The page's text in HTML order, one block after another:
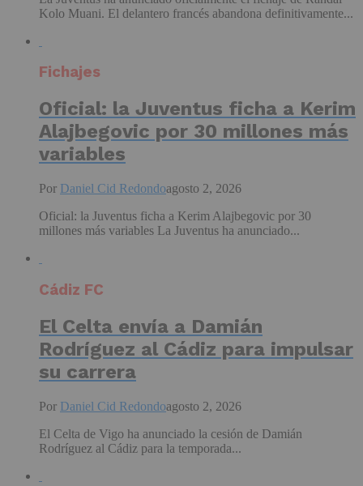
Kolo Muani. El delantero francés abandona definitivamente...
Fichajes
Oficial: la Juventus ficha a Kerim
Alajbegovic por 30 millones más
variables
Por Daniel Cid Redondoagosto 2, 2026
Oficial: la Juventus ficha a Kerim Alajbegovic por 30
millones más variables La Juventus ha anunciado...
Cádiz FC
El Celta envía a Damián
Rodríguez al Cádiz para impulsar
su carrera
Por Daniel Cid Redondoagosto 2, 2026
El Celta de Vigo ha anunciado la cesión de Damián
Rodríguez al Cádiz para la temporada...